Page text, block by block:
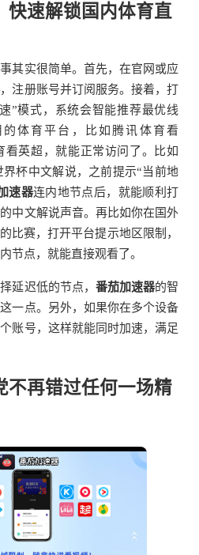
快速解锁国内体育直
其实很简单。首先，在官网或应
，注册账号并订阅服务。接着，打
”模式，系统会智能推荐最优线
体育平台，比如腾讯体育看
看英超，就能正常访问了。比如
杯中文解说，之前提示“当前地
速器连内地节点后，就能顺利打
中文解说声音。再比如你在国外
比赛，打开平台提示地区限制，
节点，就能直接观看了。
延迟低的节点， 番茄加速器的智
一点。另外，如果你在多个设备
账号，这样就能同时加速，满足
不再错过任何一场精